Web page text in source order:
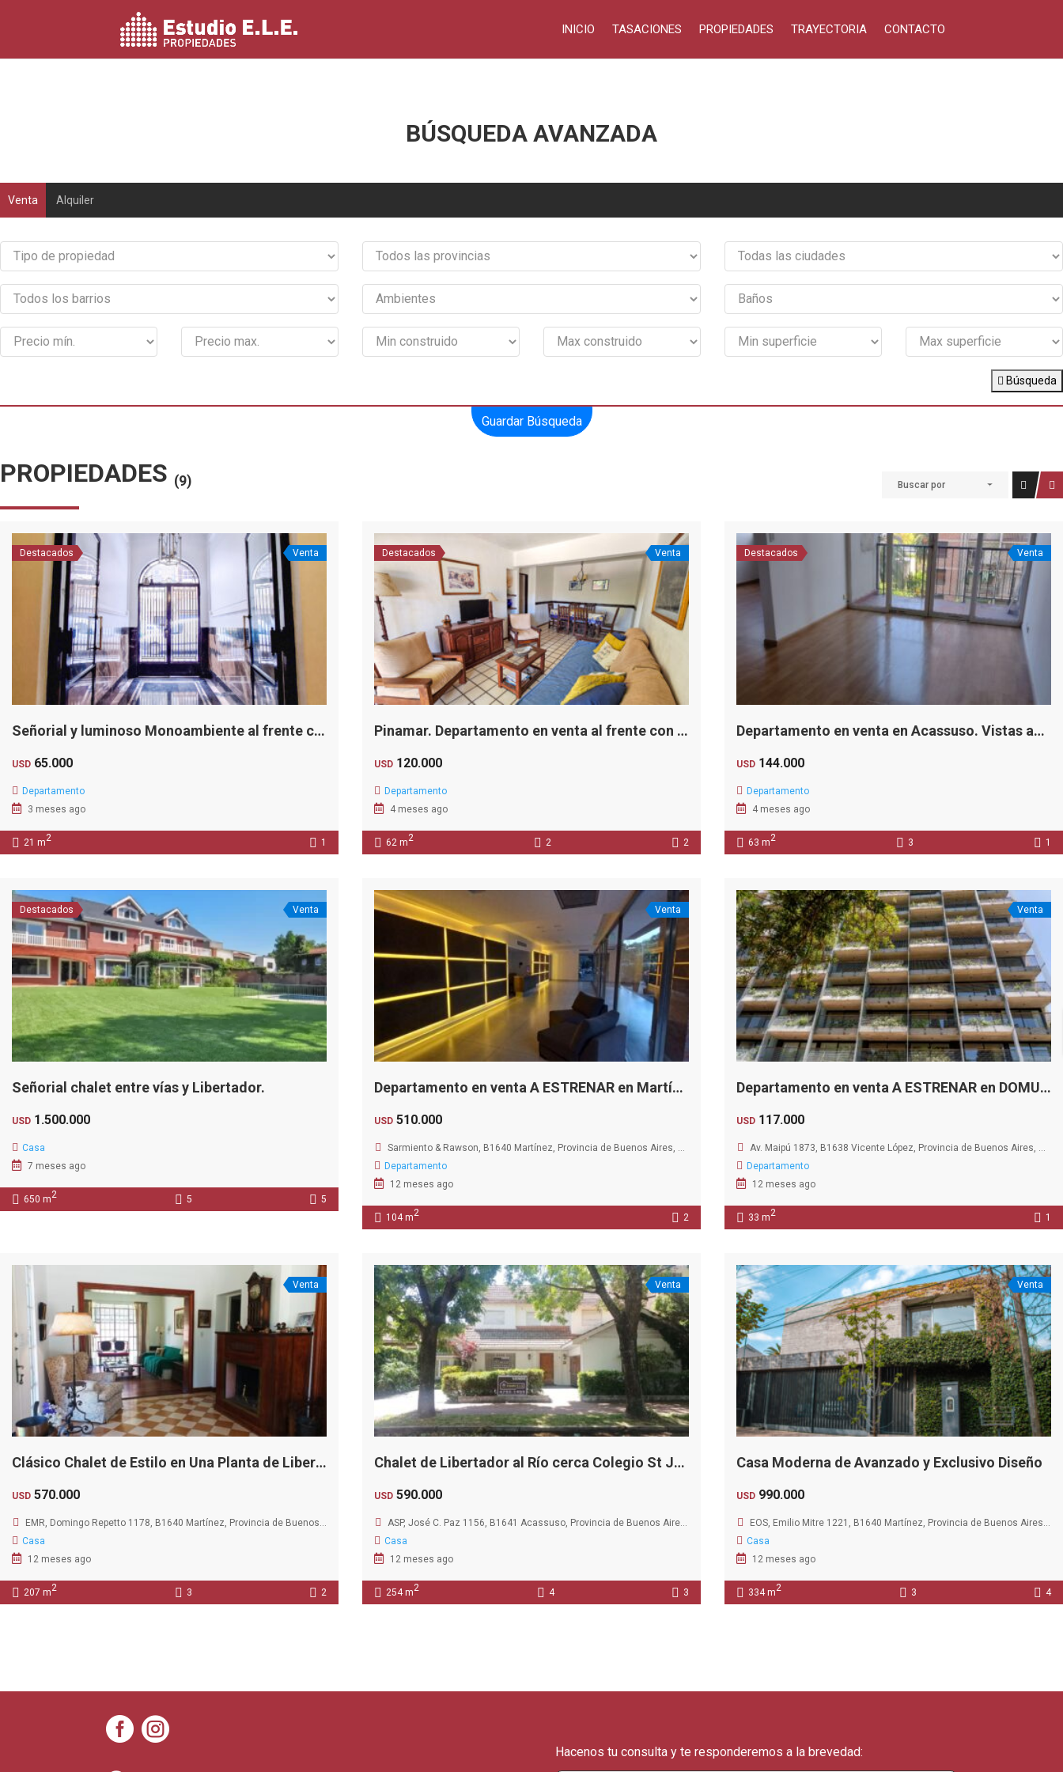
INICIO TASACIONES PROPIEDADES TRAYECTORIA CONTACTO
BÚSQUEDA AVANZADA
Venta Alquiler
Búsqueda
Guardar Búsqueda
PROPIEDADES (9) Buscar por
Destacados Venta
Señorial y luminoso Monoambiente al frente con portería permanente
USD 65.000
Departamento
3 meses ago
21 m2 1
Destacados Venta
Pinamar. Departamento en venta al frente con balcón aterrazado y parrilla. Portería permanente.
USD 120.000
Departamento
4 meses ago
62 m2 2 2
Destacados Venta
Departamento en venta en Acassuso. Vistas abiertas. Mucha luz.
USD 144.000
Departamento
4 meses ago
63 m2 3 1
Destacados Venta
Señorial chalet entre vías y Libertador.
USD 1.500.000
Casa
7 meses ago
650 m2 5 5
Venta
Departamento en venta A ESTRENAR en Martínez, vista franca al Río
USD 510.000
Sarmiento & Rawson, B1640 Martínez, Provincia de Buenos Aires, Argentina
Departamento
12 meses ago
104 m2 2
Venta
Departamento en venta A ESTRENAR en DOMUS PARQUE con amenities de primer nivel
USD 117.000
Av. Maipú 1873, B1638 Vicente López, Provincia de Buenos Aires, Argentina
Departamento
12 meses ago
33 m2 1
Venta
Clásico Chalet de Estilo en Una Planta de Libertador Al Río
USD 570.000
EMR, Domingo Repetto 1178, B1640 Martínez, Provincia de Buenos Aires, Argentina
Casa
12 meses ago
207 m2 3 2
Venta
Chalet de Libertador al Río cerca Colegio St John’s
USD 590.000
ASP, José C. Paz 1156, B1641 Acassuso, Provincia de Buenos Aires, Argentina
Casa
12 meses ago
254 m2 4 3
Venta
Casa Moderna de Avanzado y Exclusivo Diseño
USD 990.000
EOS, Emilio Mitre 1221, B1640 Martínez, Provincia de Buenos Aires, Argentina
Casa
12 meses ago
334 m2 3 4
 
Hacenos tu consulta y te responderemos a la brevedad: